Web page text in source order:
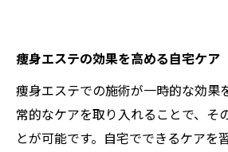
痩身エステの効果を高める自宅ケア
痩身エステでの施術が一時的な効果
常的なケアを取り入れることで、そ
とが可能です。自宅でできるケアを